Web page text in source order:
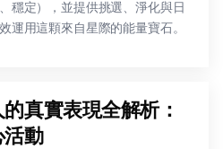
穩定），並提供挑選、淨化與日
運用這顆來自星際的能量寶石。
真實表現全解析：
動